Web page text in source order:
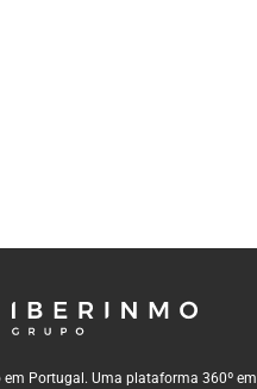
Portugal. Uma plataforma 360º em